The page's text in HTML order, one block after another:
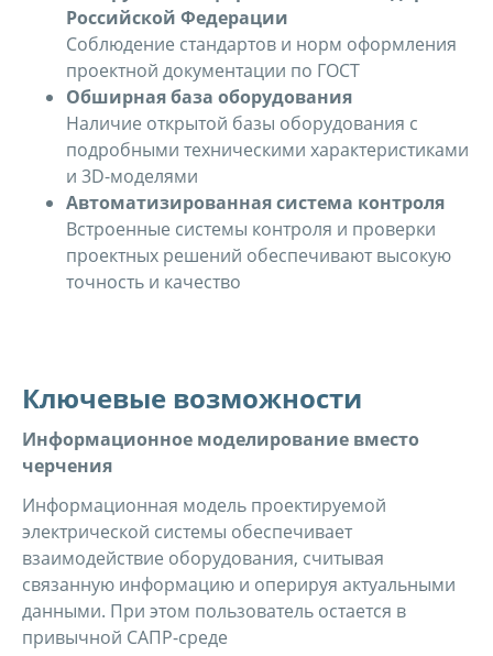
Российской Федерации
Соблюдение стандартов и норм оформления
проектной документации по ГОСТ
Обширная база оборудования
Наличие открытой базы оборудования с
подробными техническими характеристиками
и 3D-моделями
Автоматизированная система контроля
Встроенные системы контроля и проверки
проектных решений обеспечивают высокую
точность и качество
Ключевые возможности
Информационное моделирование вместо
черчения
Информационная модель проектируемой
электрической системы обеспечивает
взаимодействие оборудования, считывая
связанную информацию и оперируя актуальными
данными. При этом пользователь остается в
привычной САПР-среде